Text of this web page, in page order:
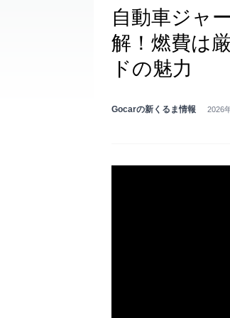
自動車ジャ
解！燃費は
ドの魅力
Gocarの新くるま情報 2026